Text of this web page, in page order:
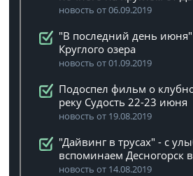
новость от 06.09.2019
"В последний день
Круглого озера
новость от 01.09.2019
Подоспел фильм о
реку Судость 22-23 июня
новость от 19.08.2019
"Дайвинг в трусах" - с
вспоминаем Десногорск
новость от 14.08.2019